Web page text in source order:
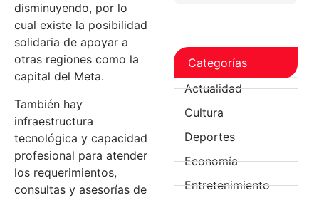
disminuyendo, por lo
cual existe la posibilidad
solidaria de apoyar a
otras regiones como la
capital del Meta.
También hay
infraestructura
tecnológica y capacidad
profesional para atender
los requerimientos,
consultas y asesorías de
Categorías
Actualidad
Cultura
Deportes
Economía
Entretenimiento